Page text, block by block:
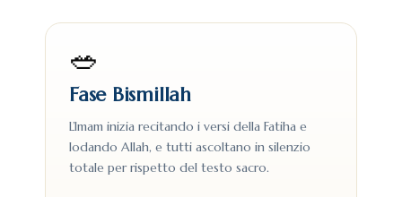
🥗
Fase Bismillah
L’Imam inizia recitando i versi della Fatiha e
lodando Allah, e tutti ascoltano in silenzio
totale per rispetto del testo sacro.